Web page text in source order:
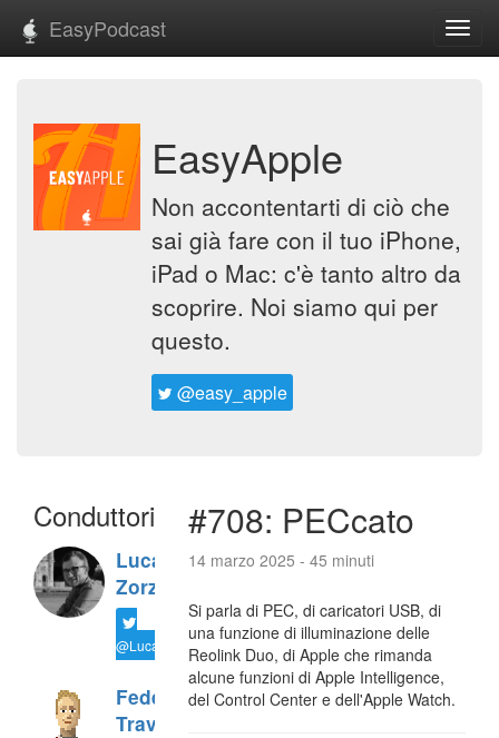
EasyPodcast
EasyApple
Non accontentarti di ciò che
sai già fare con il tuo iPhone,
iPad o Mac: c'è tanto altro da
scoprire. Noi siamo qui per
questo.
@easy_apple
Conduttori
Luca
Zorzi
@LucaTNT
Federico
Travaini
#708: PECcato
14 marzo 2025 - 45 minuti
Si parla di PEC, di caricatori USB, di
una funzione di illuminazione delle
Reolink Duo, di Apple che rimanda
alcune funzioni di Apple Intelligence,
del Control Center e dell'Apple Watch.